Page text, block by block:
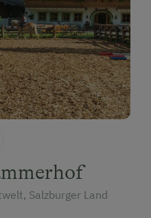
Salzburger Land